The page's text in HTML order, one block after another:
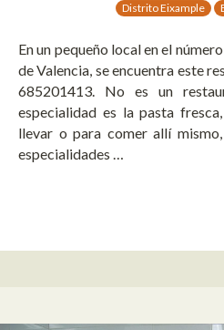
Distrito Eixample
En un pequeño local en el
de Valencia, se encuentra este
685201413. No es un
especialidad es la pasta
llevar o para comer allí
especialidades …